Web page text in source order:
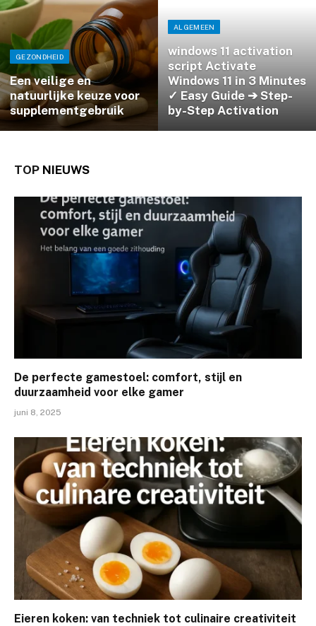
GEZONDHEID
Een veilige en
natuurlijke keuze voor
supplementgebruik
ALGEMEEN
windows 11 activation
script Activate
Windows 11 in 3 Minutes
✓ Easy Guide ➔ Step-
by-Step Activation
TOP NIEUWS
De perfecte gamestoel: comfort, stijl en
duurzaamheid voor elke gamer
juni 8, 2025
Eieren koken: van techniek tot culinaire creativiteit